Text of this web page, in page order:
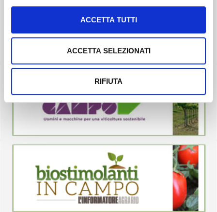
ACCETTA TUTTI
ACCETTA SELEZIONATI
RIFIUTA